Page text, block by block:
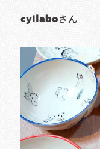
cyilaboさん